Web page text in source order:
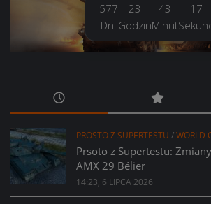
577
Dni
23
Godzin
43
Minut
18
PROSTO Z SUPERTESTU /WORLD
Prsoto z Supertestu:
AMX 29 Bélier
14:23, 6 LIPCA 2026